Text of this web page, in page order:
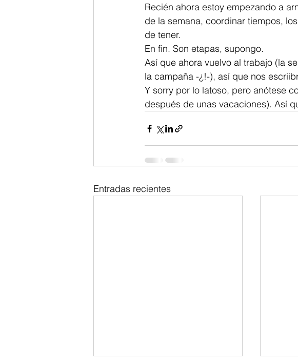
Recién ahora estoy empezando a
de la semana, coordinar tiempos,
de tener.
En fin. Son etapas, supongo.
Así que ahora vuelvo al trabajo (la
la campaña -¿!-), así que nos
Y sorry por lo latoso, pero anótese
después de unas vacaciones). Así
Entradas recientes